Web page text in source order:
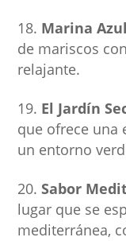
Marina Azul
de mariscos
relajante.
El Jardín
que ofrece una
un entorno
Sabor
lugar que se
mediterránea,